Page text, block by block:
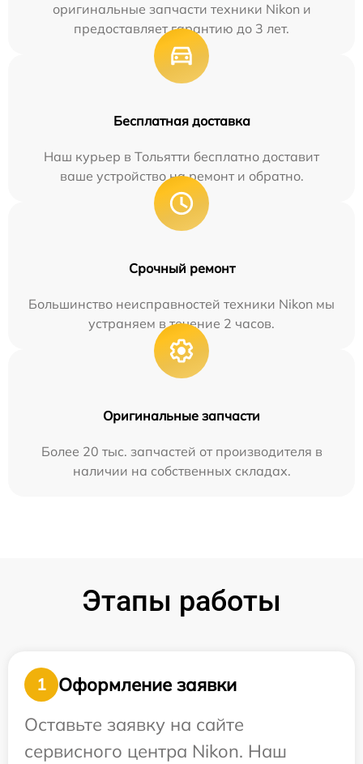
оригинальные запчасти техники Nikon и
предоставляет гарантию до 3 лет.
Бесплатная доставка
Наш курьер в Тольятти бесплатно доставит
ваше устройство на ремонт и обратно.
Срочный ремонт
Большинство неисправностей техники Nikon мы
устраняем в течение 2 часов.
Оригинальные запчасти
Более 20 тыс. запчастей от производителя в
наличии на собственных складах.
Этапы работы
1
Оформление заявки
Оставьте заявку на сайте
сервисного центра Nikon. Наш